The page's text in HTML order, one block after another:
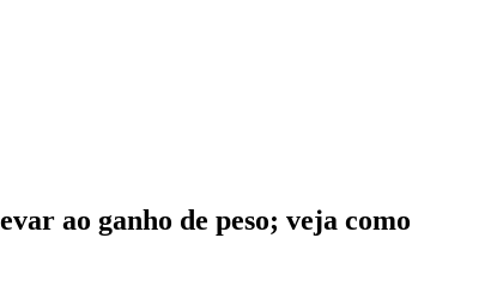
ao ganho de peso; veja como